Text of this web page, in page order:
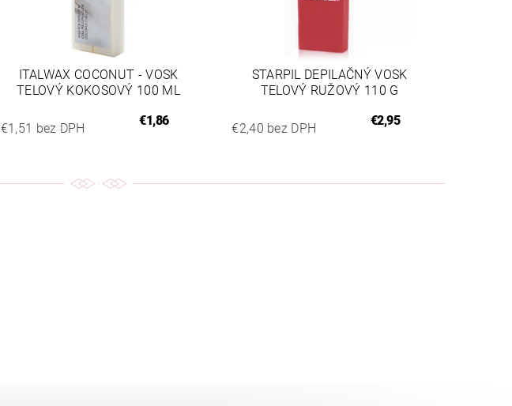
ITALWAX COCONUT - VOSK
TELOVÝ KOKOSOVÝ 100 ML
€1,51 bez DPH
€1,86
STARPIL DEPILAČNÝ VOSK
TELOVÝ RUŽOVÝ 110 G
€2,40 bez DPH
€2,95